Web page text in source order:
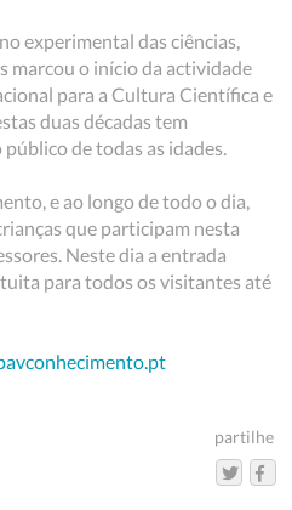
experimental das ciências,
marcou o início da actividade
para a Cultura Científica e
duas décadas tem
de todas as idades.
e ao longo de todo o dia,
que participam nesta
Neste dia a entrada
para todos os visitantes até
partilhe